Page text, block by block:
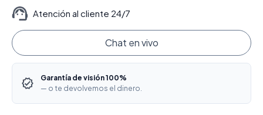
Atención al cliente 24/7
Chat en vivo
Garantía de visión 100%
— o te devolvemos el dinero.